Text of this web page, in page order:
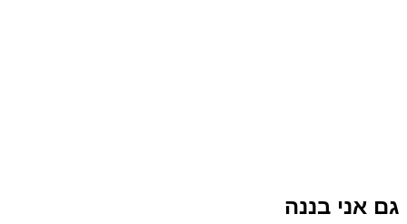
גם אני בננה